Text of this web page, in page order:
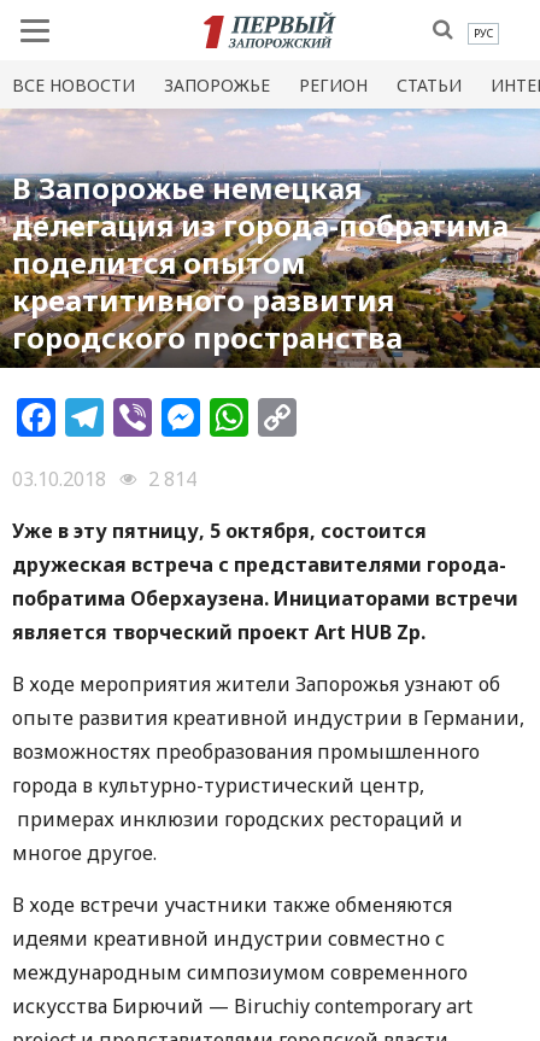
РУС
ВСЕ НОВОСТИ ЗАПОРОЖЬЕ РЕГИОН СТАТЬИ
В Запорожье немецкая
делегация из города-побратима
поделится опытом
креатитивного развития
городского пространства
Facebook
Telegram
ViberMessenger
WhatsApp
03.10.2018
2 814
Уже в эту пятницу, 5 октября, состоится
дружеская встреча с представителями города-
побратима Оберхаузена. Инициаторами встречи
является творческий проект Art HUB Zp.
В ходе мероприятия жители Запорожья узнают об
опыте развития креативной индустрии в Германии,
возможностях преобразования промышленного
города в культурно-туристический центр,
примерах инклюзии городских рестораций и
многое другое.
В ходе встречи участники также обменяются
идеями креативной индустрии совместно с
международным симпозиумом современного
искусства Бирючий — Biruchiy contemporary art